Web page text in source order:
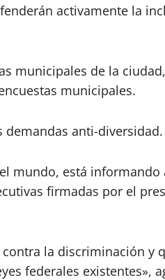
activamente la
municipales de la
municipales.
demandas anti-diversidad.
mundo, está
firmadas por el
la discriminación y
federales existentes»,